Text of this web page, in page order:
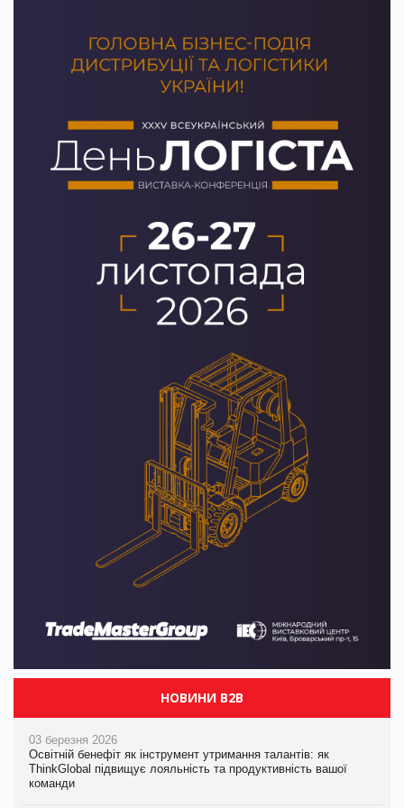
НОВИНИ B2B
03 березня 2026
Освітній бенефіт як інструмент утримання талантів: як
ThinkGlobal підвищує лояльність та продуктивність вашої
команди